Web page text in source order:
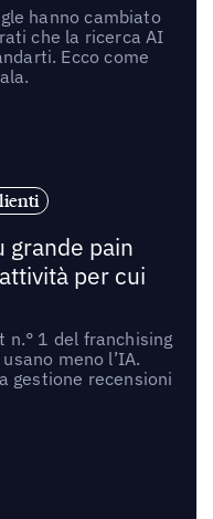
hanno cambiato
che la ricerca AI
Ecco come
grande pain
per cui
n.° 1 del franchising
meno l’IA.
gestione recensioni